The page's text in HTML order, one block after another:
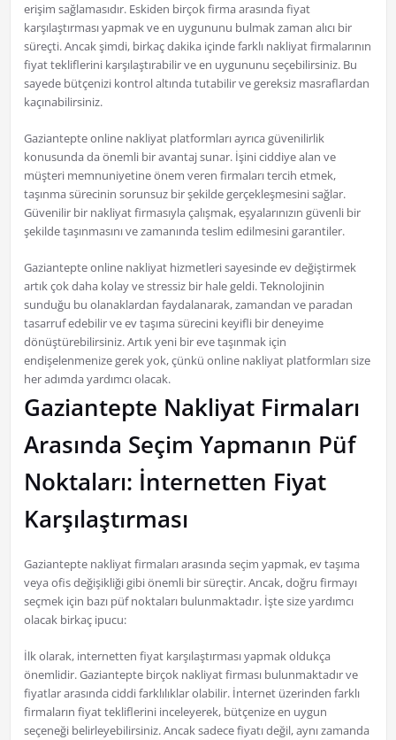
erişim sağlamasıdır. Eskiden birçok firma arasında fiyat
karşılaştırması yapmak ve en uygununu bulmak zaman alıcı bir
süreçti. Ancak şimdi, birkaç dakika içinde farklı nakliyat firmalarının
fiyat tekliflerini karşılaştırabilir ve en uygununu seçebilirsiniz. Bu
sayede bütçenizi kontrol altında tutabilir ve gereksiz masraflardan
kaçınabilirsiniz.
Gaziantepte online nakliyat platformları ayrıca güvenilirlik
konusunda da önemli bir avantaj sunar. İşini ciddiye alan ve
müşteri memnuniyetine önem veren firmaları tercih etmek,
taşınma sürecinin sorunsuz bir şekilde gerçekleşmesini sağlar.
Güvenilir bir nakliyat firmasıyla çalışmak, eşyalarınızın güvenli bir
şekilde taşınmasını ve zamanında teslim edilmesini garantiler.
Gaziantepte online nakliyat hizmetleri sayesinde ev değiştirmek
artık çok daha kolay ve stressiz bir hale geldi. Teknolojinin
sunduğu bu olanaklardan faydalanarak, zamandan ve paradan
tasarruf edebilir ve ev taşıma sürecini keyifli bir deneyime
dönüştürebilirsiniz. Artık yeni bir eve taşınmak için
endişelenmenize gerek yok, çünkü online nakliyat platformları size
her adımda yardımcı olacak.
Gaziantepte Nakliyat Firmaları
Arasında Seçim Yapmanın Püf
Noktaları: İnternetten Fiyat
Karşılaştırması
Gaziantepte nakliyat firmaları arasında seçim yapmak, ev taşıma
veya ofis değişikliği gibi önemli bir süreçtir. Ancak, doğru firmayı
seçmek için bazı püf noktaları bulunmaktadır. İşte size yardımcı
olacak birkaç ipucu:
İlk olarak, internetten fiyat karşılaştırması yapmak oldukça
önemlidir. Gaziantepte birçok nakliyat firması bulunmaktadır ve
fiyatlar arasında ciddi farklılıklar olabilir. İnternet üzerinden farklı
firmaların fiyat tekliflerini inceleyerek, bütçenize en uygun
seçeneği belirleyebilirsiniz. Ancak sadece fiyatı değil, aynı zamanda